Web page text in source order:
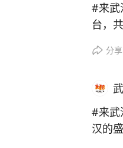
#来武
台，
织，
分享
#来武
汉的